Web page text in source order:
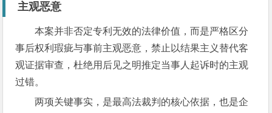
主观恶意
本案并非否定专利无效的法律价值，而是严格区分
事后权利瑕疵与事前主观恶意，禁止以结果主义替代客
观证据审查，杜绝用后见之明推定当事人起诉时的主观
过错。
两项关键事实，是最高法裁判的核心依据，也是企